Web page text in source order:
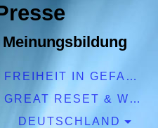
FREIHEIT IN GEFAHR
GREAT RESET & WEF
DEUTSCHLAND